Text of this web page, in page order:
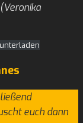
euch dann